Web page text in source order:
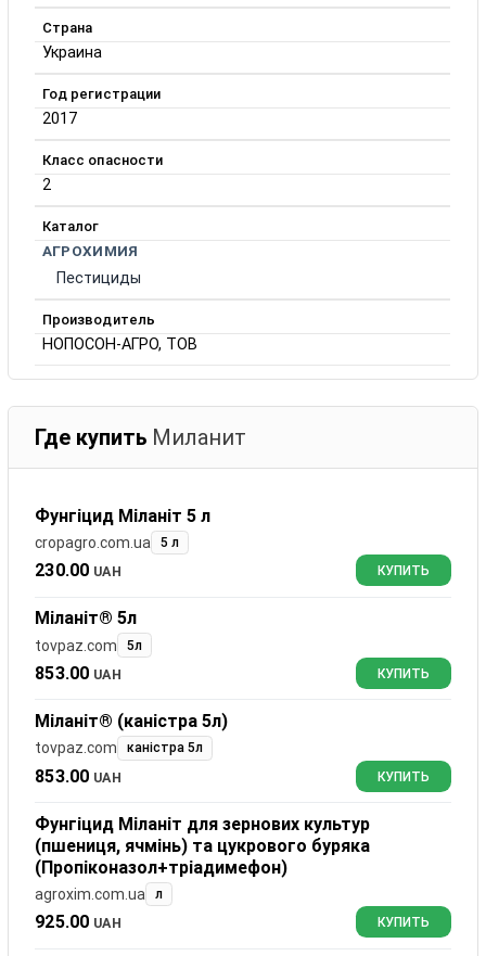
Страна
Украина
Год регистрации
2017
Класс опасности
2
Каталог
АГРОХИМИЯ
Пестициды
Производитель
НОПОСОН-АГРО, ТОВ
Где купить Миланит
Фунгіцид Міланіт 5 л
cropagro.com.ua 5 л
230.00 UAH КУПИТЬ
Міланіт® 5л
tovpaz.com 5л
853.00 UAH КУПИТЬ
Міланіт® (каністра 5л)
tovpaz.com каністра 5л
853.00 UAH КУПИТЬ
Фунгіцид Міланіт для зернових культур
(пшениця, ячмінь) та цукрового буряка
(Пропіконазол+тріадимефон)
agroxim.com.ua л
925.00 UAH КУПИТЬ